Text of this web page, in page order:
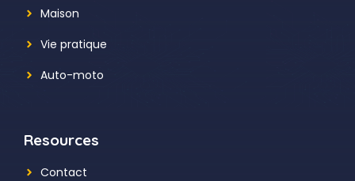
Maison
Vie pratique
Auto-moto
Resources
Contact